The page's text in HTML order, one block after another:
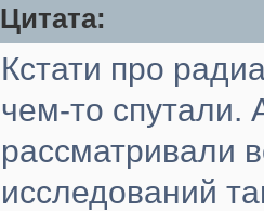
Цитата:
Кстати про
чем-то спутали.
рассматривали
исследований